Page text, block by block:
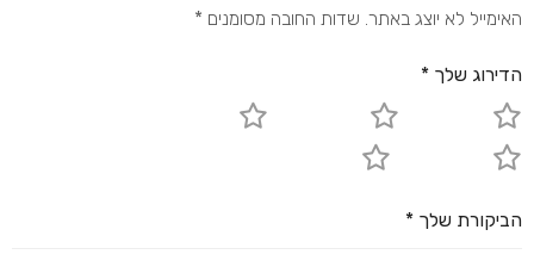
האימייל לא יוצג באתר. שדות החובה מסומנים *
הדירוג שלך *
1 מתוך 5 כוכבים 2 מתוך 5 כוכבים
3 מתוך 5 כוכבים
4 מתוך 5 כוכבים
5 מתוך 5 כוכבים
הביקורת שלך *